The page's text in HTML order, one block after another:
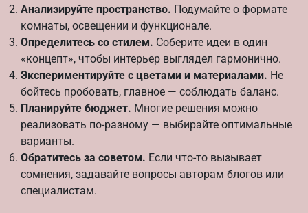
Анализируйте пространство. Подумайте о формате
комнаты, освещении и функционале.
Определитесь со стилем. Соберите идеи в один
«концепт», чтобы интерьер выглядел гармонично.
Экспериментируйте с цветами и материалами. Не
бойтесь пробовать, главное — соблюдать баланс.
Планируйте бюджет. Многие решения можно
реализовать по-разному — выбирайте оптимальные
варианты.
Обратитесь за советом. Если что-то вызывает
сомнения, задавайте вопросы авторам блогов или
специалистам.